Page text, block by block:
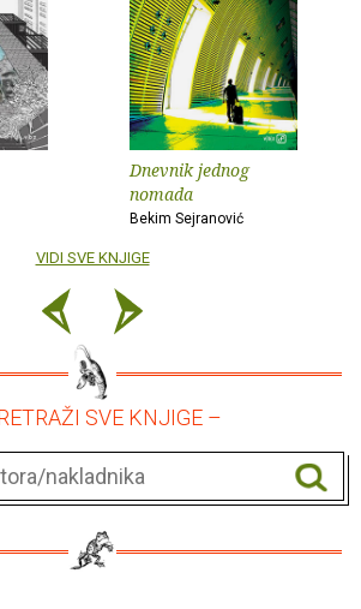
Dnevnik jednog
nomada
Bekim Sejranović
VIDI SVE KNJIGE
SVE KNJIGE –